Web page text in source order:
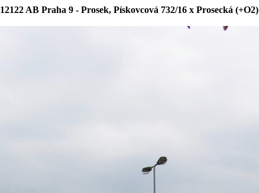
12122 AB Praha 9 - Prosek, Pískovcová 732/16 x Prosecká (+O2)